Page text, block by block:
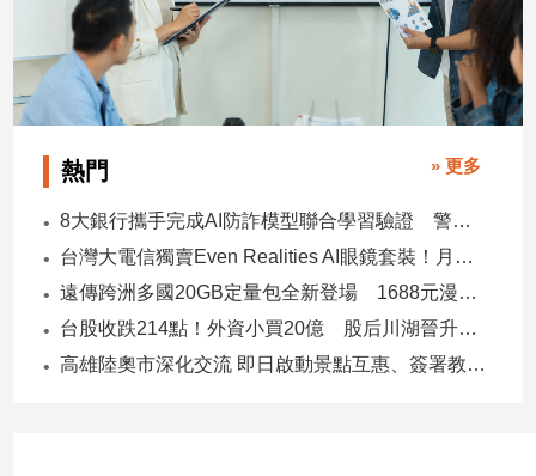
／
電
影
技/
遊
熱門 » 更多
8大銀行攜手完成AI防詐模型聯合學習驗證 警示帳戶準確度提升2倍
台灣大電信獨賣Even Realities AI眼鏡套裝！月付1399元 專案價3990
遠傳跨洲多國20GB定量包全新登場 1688元漫遊逾百國家！
台股收跌214點！外資小買20億 股后川湖晉升萬金股
高雄陸奧市深化交流 即日啟動景點互惠、簽署教育合作MOU